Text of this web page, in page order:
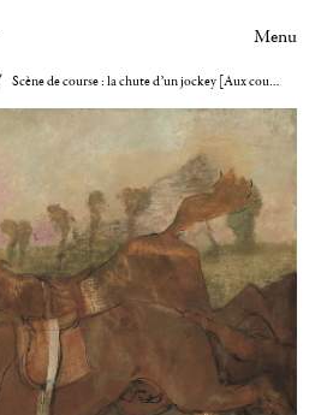
Menu
Scène de course : la chute d’un jockey [Aux courses, le jockey blessé]